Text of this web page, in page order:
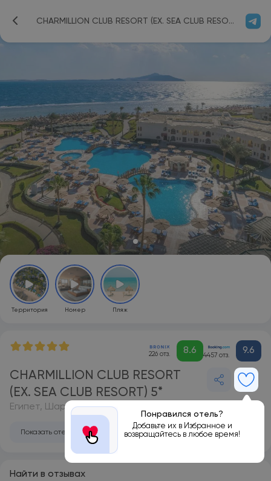
CHARMILLION CLUB RESORT (EX. SEA CLUB RESORT) 5*
Территория Номер Пляж
226 отз. 8.6 4457 отз. 9.6
CHARMILLION CLUB RESORT
(EX. SEA CLUB RESORT) 5*
Понравился отель?
Добавьте их в Избранное и
возвращайтесь в любое время!
Египет, Шарм-эль-Шейх
Показать отель на карте
Найти в отзывах